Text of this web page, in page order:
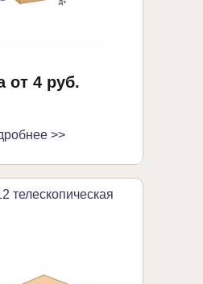
от 4 руб.
>>
телескопическая